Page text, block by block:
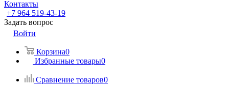
Контакты
+7 964 519-43-19
Задать вопрос
Войти
Корзина0
Избранные товары0
Сравнение товаров0